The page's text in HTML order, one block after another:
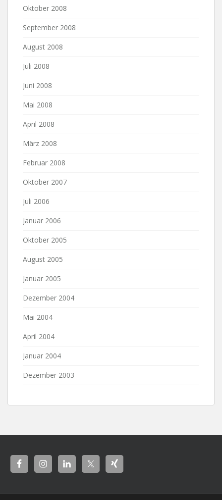
Oktober 2008
September 2008
August 2008
Juli 2008
Juni 2008
Mai 2008
April 2008
März 2008
Februar 2008
Oktober 2007
Juli 2006
Januar 2006
Oktober 2005
August 2005
Januar 2005
Dezember 2004
Mai 2004
April 2004
Januar 2004
Dezember 2003